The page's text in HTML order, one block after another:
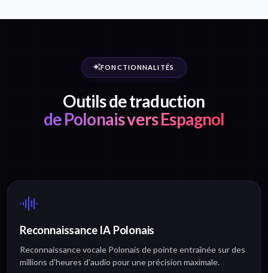
FONCTIONNALITÉS
Outils de traduction
de Polonais vers Espagnol
Reconnaissance IA Polonais
Reconnaissance vocale Polonais de pointe entraînée sur des
millions d'heures d'audio pour une précision maximale.